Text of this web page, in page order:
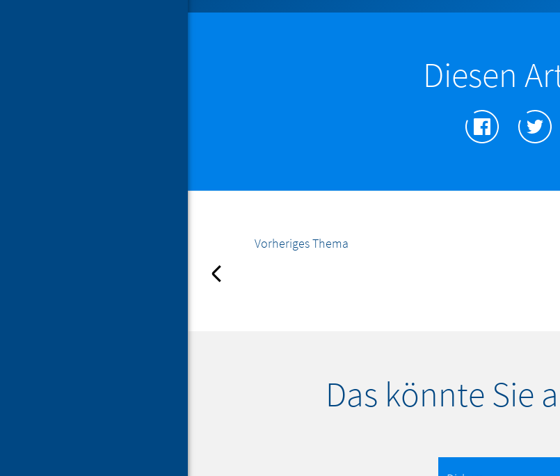
Diesen
Vorheriges Thema
Das könnte Sie